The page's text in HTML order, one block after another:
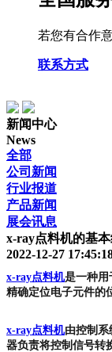
若您有合作
联系方式
新闻中心
News
全部
公司新闻
行业报道
产品新闻
展会讯息
x-ray点料机的基
2022-12-27
x-ray点料机是一种用
精确定位电子元件的
x-ray点料机由控制系
器负责将控制信号转